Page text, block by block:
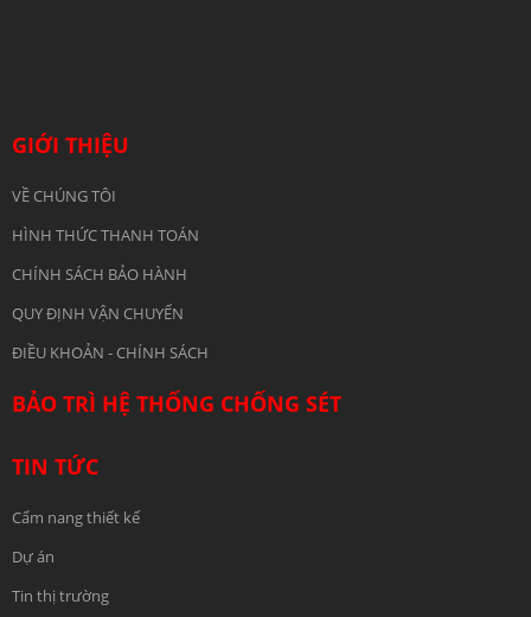
GIỚI THIỆU
VỀ CHÚNG TÔI
HÌNH THỨC THANH TOÁN
CHÍNH SÁCH BẢO HÀNH
QUY ĐỊNH VẬN CHUYỂN
ĐIỀU KHOẢN - CHÍNH SÁCH
BẢO TRÌ HỆ THỐNG CHỐNG SÉT
TIN TỨC
Cẩm nang thiết kế
Dự án
Tin thị trường